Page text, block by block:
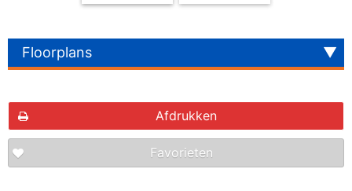
Floorplans
Afdrukken
Favorieten